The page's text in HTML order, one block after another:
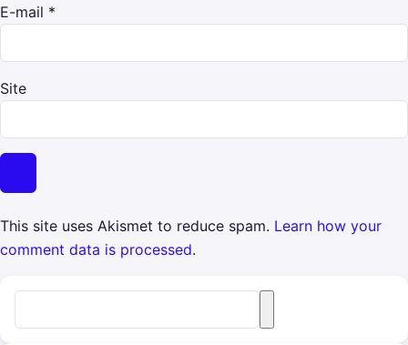
E-mail *
Site
This site uses Akismet to reduce spam. Learn how your
comment data is processed.